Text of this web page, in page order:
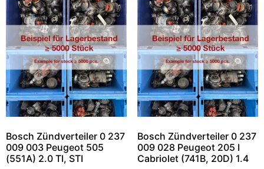
Bosch Zündverteiler 0 237
009 003 Peugeot 505
(551A) 2.0 TI, STI
Bosch Zündverteiler 0 237
009 028 Peugeot 205 I
Cabriolet (741B, 20D) 1.4